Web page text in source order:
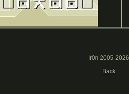
Ir0n 2005-2026
Back